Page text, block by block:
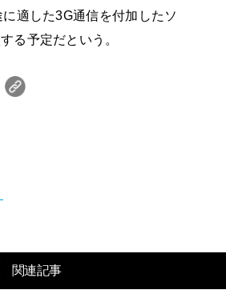
適した3G通信を付加したソ
る予定だという。
関連記事